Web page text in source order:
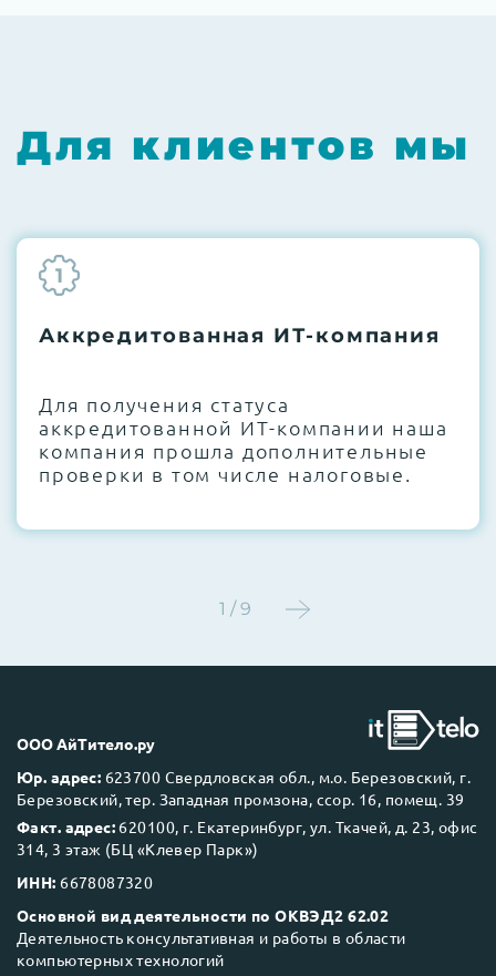
Этап 2:Обновление прошивок BIOS, RAID-
контроллеров, iLO/iDRAC и сетевых
Этап 3:
термоинтерфейсов, замена батареек
Этап 4:Стресс-тестирование под 100%
нагрузкой в течение 72 часов для
проверки стабильности всех подсистем
Next Business Day (NBD)
Для клиентов мы
1
Аккредитованная ИТ-компания
Для получения статуса
аккредитованной ИТ-компании наша
компания прошла дополнительные
проверки в том числе налоговые.
1 / 9
ООО АйТитело.ру
Юр. адрес: 623700 Свердловская обл., м.о. Березовский, г.
Березовский, тер. Западная промзона, ссор. 16, помещ. 39
Факт. адрес: 620100, г. Екатеринбург, ул. Ткачей, д. 23, офис
314, 3 этаж (БЦ «Клевер Парк»)
ИНН: 6678087320
Основной вид деятельности по ОКВЭД2 62.02
Деятельность консультативная и работы в области
компьютерных технологий